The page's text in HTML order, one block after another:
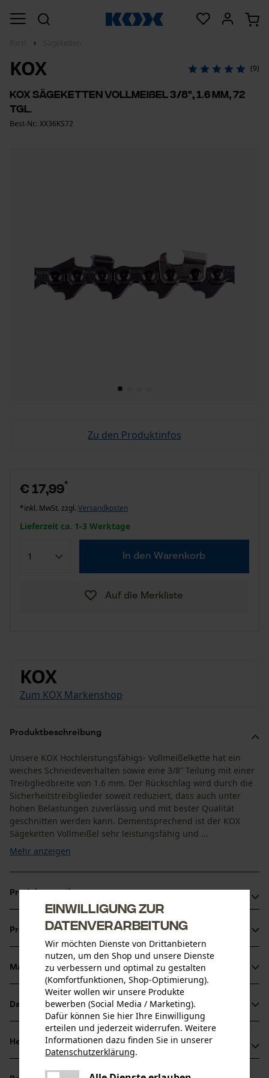
KOX (9)
KOX Sägeketten Vollmeißel 3/8", 1.6 mm, 72
Tgl.
Best-Nr.: XX36KS72
Zu den Produktinfos
€ 17,99*
*inkl. MwSt. zzgl. Versandkosten
Lieferzeit ca. 1-3 Werktage
In den Warenkorb
Auf die Merkliste
KOX
Zum KOX Markenshop
Produktbeschreibung
Unsere KOX Hochleistungsfähigs- Vollmeißelkette hat ein
weiches Schneideverhalten sowie eine 3/8” Teilung mit einer
Treibgliedbreite von 1.6 mm. Der Rückschlag wird durch die
Sicherheitstreibglieder soweit reduziert, dass auch unter
hohen Belastungen zuverlässig und mit bester Qualität
geschnitten werden kann. Dementsprechend ist der KOX
Sägeketten Vollmeißel sehr leistungsfähig und ...
Mehr anzeigen
Produktvorteile
Sägekette sorgt für reduzierte Vibration der
Extrem leistungsfähige Vollmeißelzähne
Korrektes Schärfen durch Markierung der Schärfwinkel
auf den Zahndächern der Sägekette
Produktinformationen
Produktdetails
Aktivitätstyp
Altersgruppe
Erwachsener
Material & Pflege
Material
Hauptmaterial
Datenblätter
Produktsicherheitsdatenblatt (PDF)
Herstellerinformationen
Einwilligung zur
Datenverarbeitung
Wir möchten Dienste von Drittanbietern
nutzen, um den Shop und unsere Dienste
zu verbessern und optimal zu gestalten
(Komfortfunktionen, Shop-Optimierung).
Weiter wollen wir unsere Produkte
bewerben (Social Media / Marketing).
Dafür können Sie hier Ihre Einwilligung
erteilen und jederzeit widerrufen. Weitere
Informationen dazu finden Sie in unserer
Datenschutzerklärung.
Es ist ein Fehler aufgetreten. Bitte